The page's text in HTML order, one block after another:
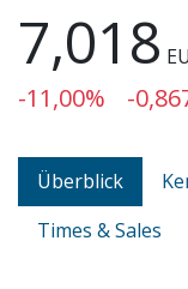
7,018
-11,00% -
Überblick
Times & Sales